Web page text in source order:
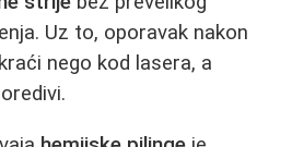
Uz to, oporavak nakon
nego kod lasera, a